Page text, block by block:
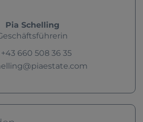
Pia Schelling
+43 660 508 36 35